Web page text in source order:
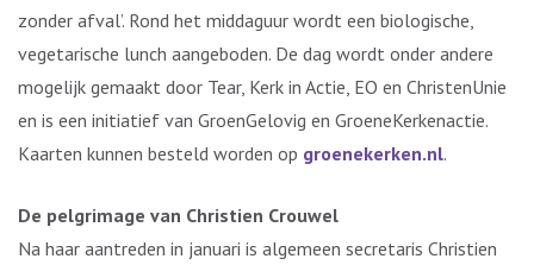
zonder afval’. Rond het middaguur wordt een biologische,
vegetarische lunch aangeboden. De dag wordt onder andere
mogelijk gemaakt door Tear, Kerk in Actie, EO en ChristenUnie
en is een initiatief van GroenGelovig en GroeneKerkenactie.
Kaarten kunnen besteld worden op groenekerken.nl.
De pelgrimage van Christien Crouwel
Na haar aantreden in januari is algemeen secretaris Christien